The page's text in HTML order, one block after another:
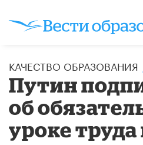
КАЧЕСТВО ОБРАЗОВАНИЯ
Путин
об
уроке